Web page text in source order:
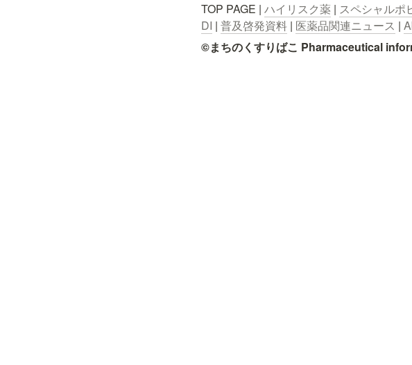
TOP PAGE | ハイリスク薬 | スペシャルポ
DI | 普及啓発資料 | 医薬品関連ニュース |
©まちのくすりばこ Pharmaceutical